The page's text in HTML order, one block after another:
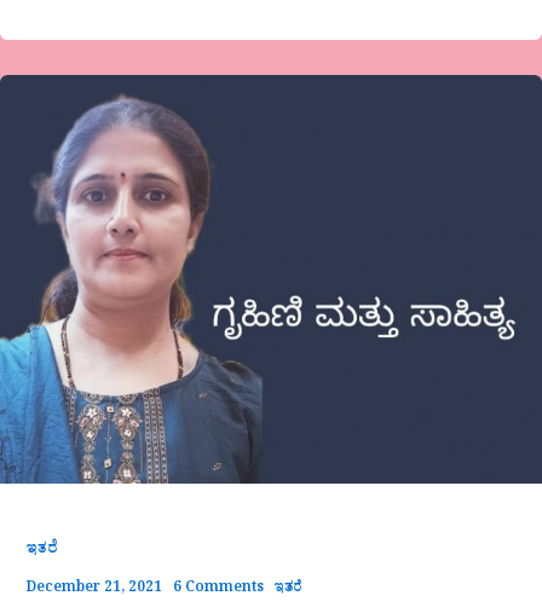
ಇತರೆ
December 21, 2021 6 Comments ಇತರೆ